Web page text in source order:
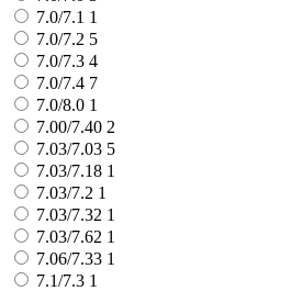
7.0/7.1 1
7.0/7.2 5
7.0/7.3 4
7.0/7.4 7
7.0/8.0 1
7.00/7.40 2
7.03/7.03 5
7.03/7.18 1
7.03/7.2 1
7.03/7.32 1
7.03/7.62 1
7.06/7.33 1
7.1/7.3 1